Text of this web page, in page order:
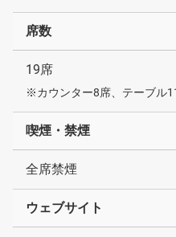
席数
19席
※カウンター8席、テーブル
喫煙・禁煙
全席禁煙
ウェブサイト